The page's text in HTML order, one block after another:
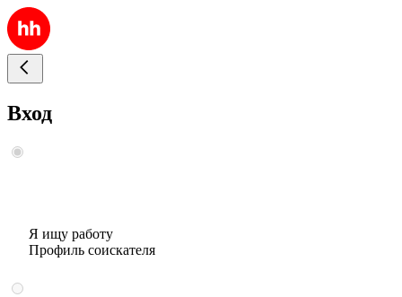
Вход
Я ищу работу
Профиль соискателя